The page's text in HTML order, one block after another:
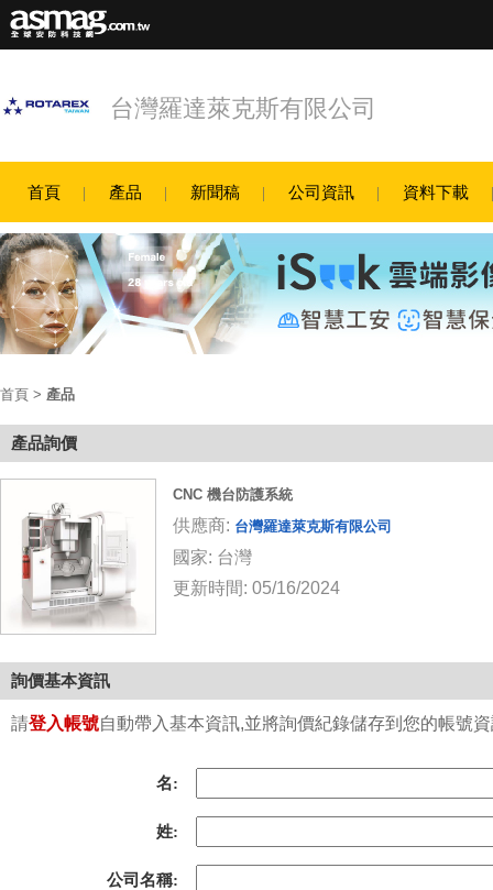
台灣羅達萊克斯有限公司
首頁 產品 新聞稿 公司資訊 資料下載
首頁 > 產品
產品詢價
CNC 機台防護系統
供應商: 台灣羅達萊克斯有限公司
國家: 台灣
更新時間: 05/16/2024
詢價基本資訊
請登入帳號自動帶入基本資訊,並將詢價紀錄儲存到您的帳號
名:
姓:
公司名稱: